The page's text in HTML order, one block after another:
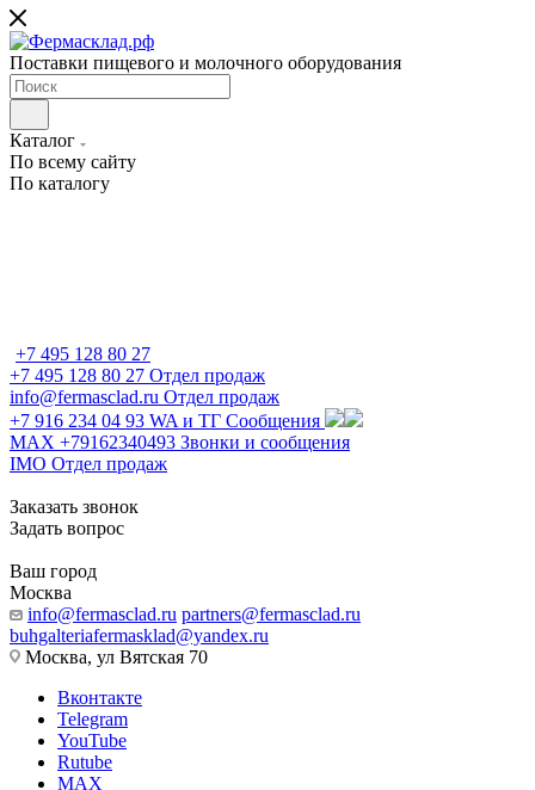
Поставки пищевого и молочного оборудования
Каталог
По всему сайту
По каталогу
+7 495 128 80 27
+7 495 128 80 27 Отдел продаж
info@fermasclad.ru Отдел продаж
+7 916 234 04 93 WA и ТГ Сообщения
MAX +79162340493 Звонки и сообщения
IMO Отдел продаж
Заказать звонок
Задать вопрос
Ваш город
Москва
info@fermasclad.ru partners@fermasclad.ru
buhgalteriafermasklad@yandex.ru
Москва, ул Вятская 70
Вконтакте
Telegram
YouTube
Rutube
MAX